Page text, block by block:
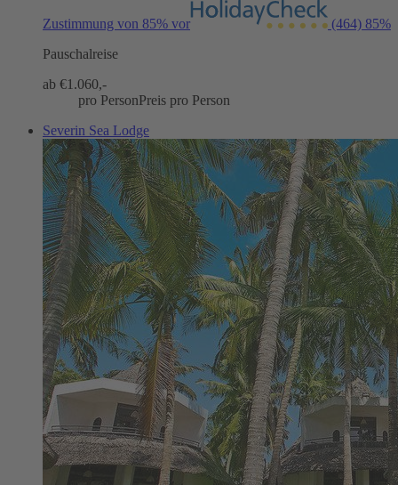
Zustimmung von 85% vor (464) 85%
Pauschalreise
ab €1.060,-
pro PersonPreis pro Person
Severin Sea Lodge